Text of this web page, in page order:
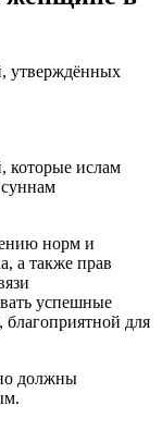
утверждённых
которые ислам
норм и
а также прав
успешные
благоприятной для
должны